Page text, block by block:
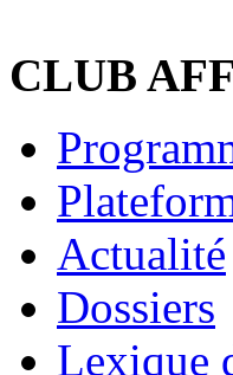
CLUB
Actualité
Dossiers
Lexique